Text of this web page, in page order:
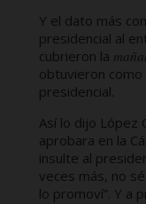
Y el dato más
presidencial al
cubrieron la
obtuvieron
presidencial.
Así lo dijo López
aprobara en la
insulte al
veces más, no
lo promoví”. Y a